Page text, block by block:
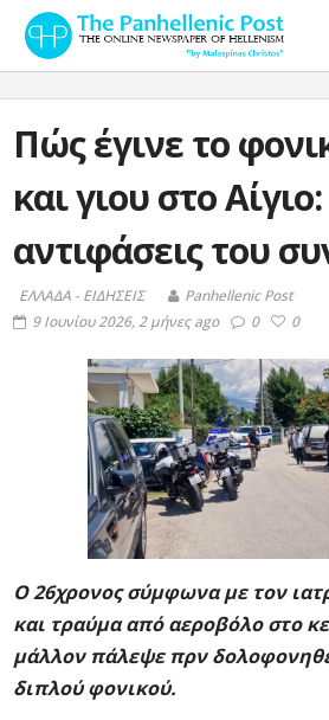
Πώς έγινε το
και γιου στο
αντιφάσεις του
ΕΛΛΑΔΑ - ΕΙΔΗΣΕΙΣ
Panhellenic Post
9 Ιουνίου 2026, 2 μήνες ago
0 0
Ο 26χρονος σύμφωνα με τον
και τραύμα από αεροβόλο στο
μάλλον πάλεψε πρν
διπλού φονικού.